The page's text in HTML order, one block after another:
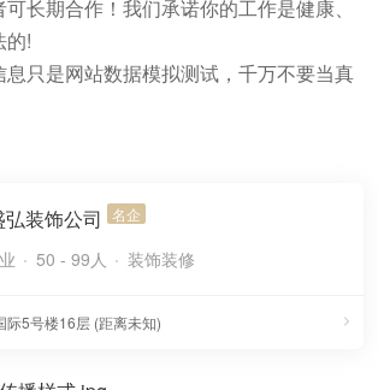
长期合作！我们承诺你的工作是健康、
的!
只是网站数据模拟测试，千万不要当真
弘装饰公司 名企
50 - 99人 装饰装修
际5号楼16层 (距离未知)